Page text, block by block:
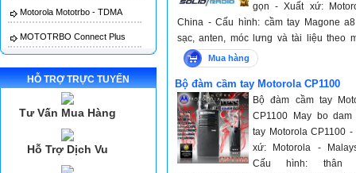
Motorola Mototrbo - TDMA
MOTOTRBO Connect Plus
HỖ TRỢ TRỰC TUYẾN
Tư Vấn Mua Hàng
Hỗ Trợ Dịch Vu
gọn - Xuất xứ:
China - Cấu hình: cầm tay Magone
sạc, anten, móc lưng và tài liệu theo
Bảo hành: 24 tháng với máy và 12
pin sạc và phụ kiện
Mua hàng
Bộ đàm cầm tay Motorola CP1100
Bộ đàm cầm tay
CP1100 May bo dam
tay Motorola CP1100 -
xứ: Motorola -
Cấu hình: thân